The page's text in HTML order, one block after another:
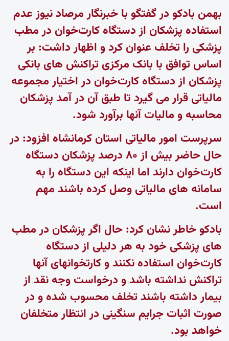
بهمن بادکو در گفتگو با خبرنگار مرصاد نیوز عدم
استفاده پزشکان از دستگاه کارت‌خوان در مطب
پزشکی را تخلف عنوان کرد و اظهار داشت: بر
اساس توافق با بانک مرکزی تراکنش های بانکی
پزشکان از دستگاه کارت‌خوان در اختیار مجموعه
مالیاتی قرار می گیرد تا طبق آن در آمد پزشکان
محاسبه و مالیات آنها برآورد شود.
سرپرست امور مالیاتی استان کرمانشاه افزود: در
حال حاضر بیش از ۸۰ درصد پزشکان دستگاه
کارت‌خوان دارند اما اینکه این دستگاه را به
سامانه های مالیاتی وصل کرده باشند مهم
است.
بادکو خاطر نشان کرد: حال اگر پزشکان در مطب
های پزشکی خود به هر دلیلی از دستگاه
کارت‌خوان استفاده نکنند و کارتخوانهای آنها
تراکنش نداشته باشد و درخواست وجه نقد از
بیمار داشته باشند تخلف محسوب شده و در
صورت اثبات جرایم سنگینی در انتظار متخلفان
خواهد بود.